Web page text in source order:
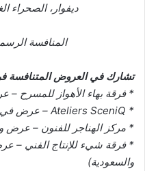
ديفوار، الصحراء
المنافسة
تشارك في العروض المتنافسة
* فرقة بهاء الأهواز للمسرح –
* Ateliers SceniQ – عرض في المختبر (كوت ديفوار)
* مركز الهناجر للفنون – عرض
* فرقة شيء للإنتاج الفني –
والسعودية)